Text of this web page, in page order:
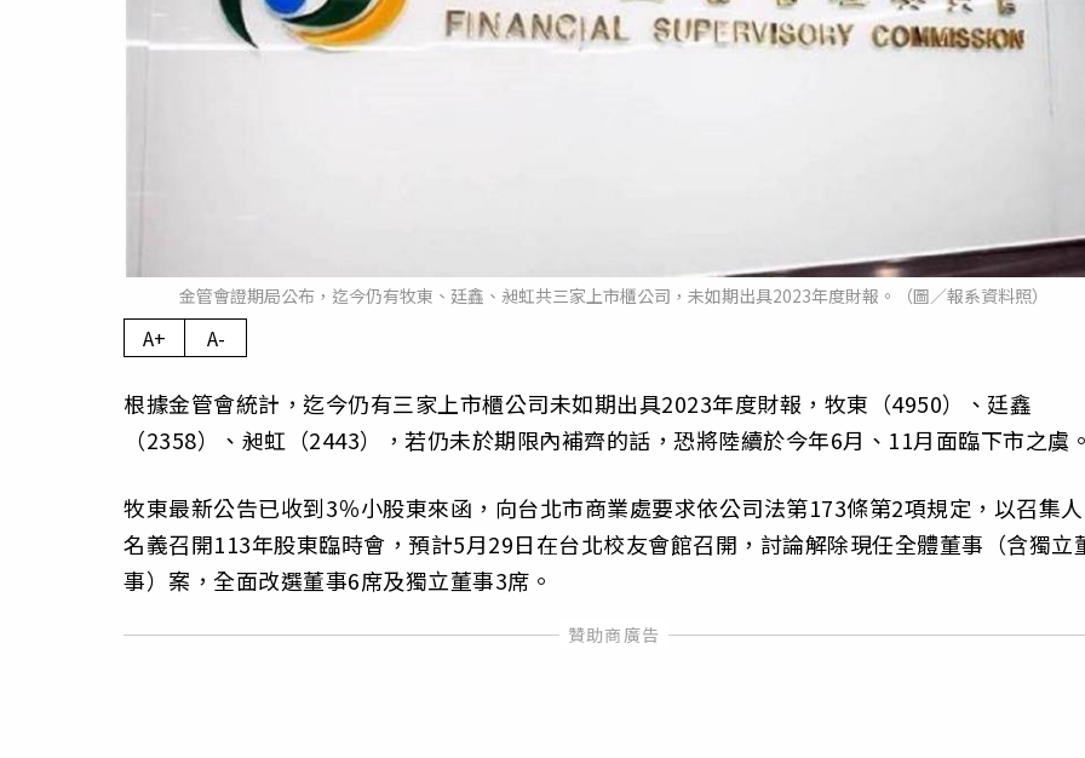
金管會證期局公布，迄今仍有牧東、廷鑫、昶虹共三家上市櫃公司，未如期出具2023年度財報。（圖／報系資料照）
A+ A-
根據金管會統計，迄今仍有三家上市櫃公司未如期出具2023年度財報，牧東（4950）、廷鑫
（2358）、昶虹（2443），若仍未於期限內補齊的話，恐將陸續於今年6月、11月面臨下市之虞
牧東最新公告已收到3％小股東來函，向台北市商業處要求依公司法第173條第2項規定，以召集人
名義召開113年股東臨時會，預計5月29日在台北校友會館召開，討論解除現任全體董事（含獨立
事）案，全面改選董事6席及獨立董事3席。